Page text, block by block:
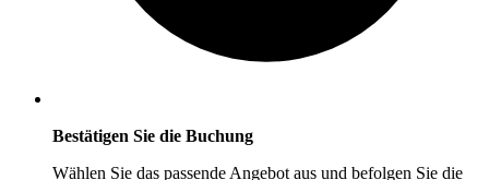
Bestätigen Sie die Buchung
Wählen Sie das passende Angebot aus und befolgen Sie die